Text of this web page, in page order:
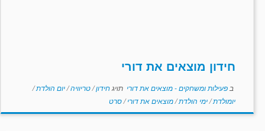
חידון מוצאים את דורי
ב פעילות ומשחקים - מוצאים את דורי תויגחידון/טריוויה/יום הולדת/
יומולדת/ימי הולדת/מוצאים את דורי/סרט